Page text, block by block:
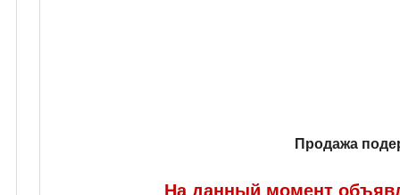
Продажа
На данный момент